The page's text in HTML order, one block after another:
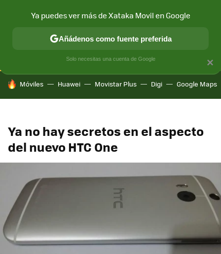
CONECTIVIDAD MÓVIL Y SOCIEDAD APLICACIONES
HOY SE HABLA DE
Móviles Huawei Movistar Plus Digi Google Maps
Ya no hay secretos en el aspecto
del nuevo HTC One
×
Ya puedes ver más de Xataka Movil en Google
Añádenos como fuente preferida
Solo necesitas una cuenta de Google